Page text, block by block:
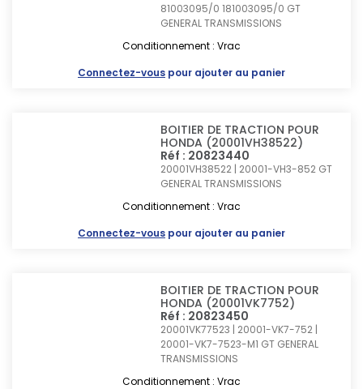
81003095/0 181003095/0 GT
GENERAL TRANSMISSIONS
Conditionnement : Vrac
Connectez-vous pour ajouter au panier
BOITIER DE TRACTION POUR
HONDA (20001VH38522)
Réf : 20823440
20001VH38522 | 20001-VH3-852 GT
GENERAL TRANSMISSIONS
Conditionnement : Vrac
Connectez-vous pour ajouter au panier
BOITIER DE TRACTION POUR
HONDA (20001VK7752)
Réf : 20823450
20001VK77523 | 20001-VK7-752 |
20001-VK7-7523-M1 GT GENERAL
TRANSMISSIONS
Conditionnement : Vrac